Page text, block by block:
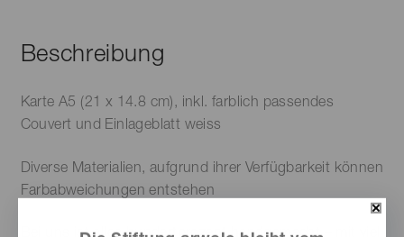
Menge
Beschreibung
Karte A5 (21 x 14.8 cm), inkl. farblich passendes
Couvert und Einlageblatt weiss
Diverse Materialien, aufgrund ihrer Verfügbarkeit können
Farbabweichungen entstehen
Bei uns ist alles hundertprozent handgemacht – mit viel